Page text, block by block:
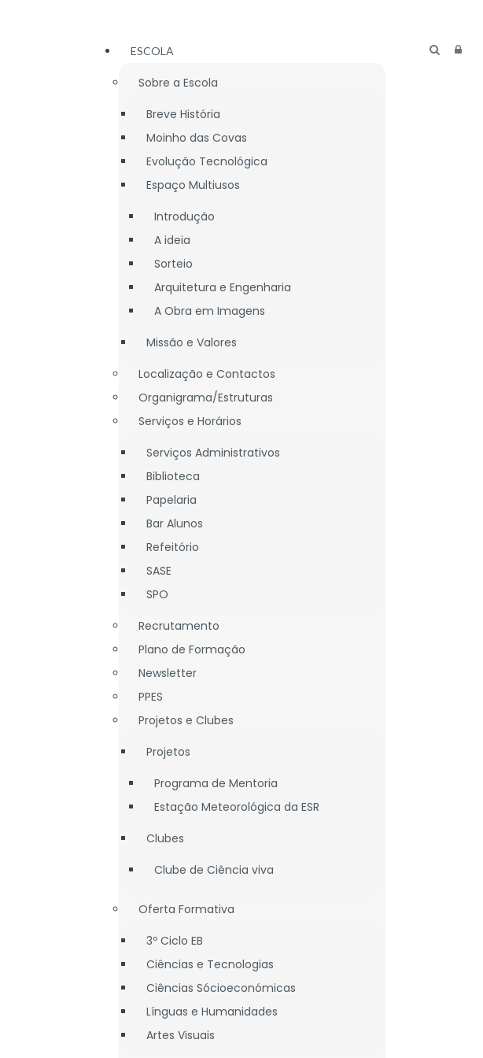
ESCOLA
Sobre a Escola
Breve História
Moinho das Covas
Evolução Tecnológica
Espaço Multiusos
Introdução
A ideia
Sorteio
Arquitetura e Engenharia
A Obra em Imagens
Missão e Valores
Localização e Contactos
Organigrama/Estruturas
Serviços e Horários
Serviços Administrativos
Biblioteca
Papelaria
Bar Alunos
Refeitório
SASE
SPO
Recrutamento
Plano de Formação
Newsletter
PPES
Projetos e Clubes
Projetos
Programa de Mentoria
Estação Meteorológica da ESR
Clubes
Clube de Ciência viva
Oferta Formativa
3º Ciclo EB
Ciências e Tecnologias
Ciências Sócioeconómicas
Línguas e Humanidades
Artes Visuais